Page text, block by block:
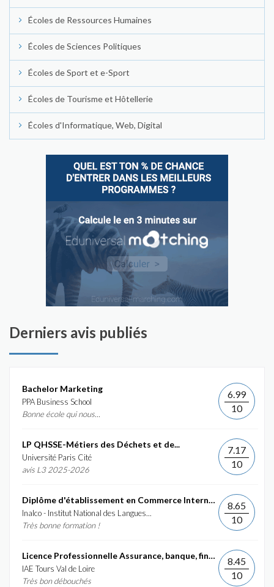
Écoles de Ressources Humaines
Écoles de Sciences Politiques
Écoles de Sport et e-Sport
Écoles de Tourisme et Hôtellerie
Écoles d'Informatique, Web, Digital
Derniers avis publiés
Bachelor Marketing
PPA Business School
Bonne école qui nous...
6.99
10
LP QHSSE-Métiers des Déchets et de...
Université Paris Cité
avis L3 2025-2026
7.17
10
Diplôme d'établissement en Commerce International et...
Inalco - Institut National des Langues...
Très bonne formation !
8.65
10
Licence Professionnelle Assurance, banque, finance :...
IAE Tours Val de Loire
Très bon débouchés
8.45
10